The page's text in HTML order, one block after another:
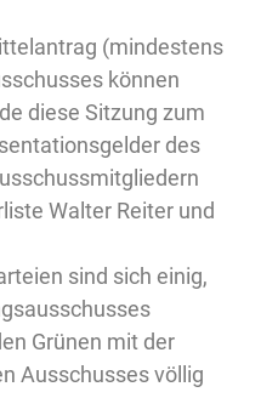
(mindestens
können
diese Sitzung zum
des
Walter Reiter und
sind sich einig,
Grünen mit der
Ausschusses völlig